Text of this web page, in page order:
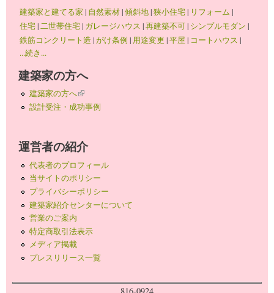
建築家と建てる家 | 自然素材|傾斜地|狭小住宅| リフォーム |
住宅|二世帯住宅| ガレージハウス |再建築不可| シンプルモダン |
鉄筋コンクリート造 |がけ条例 | 用途変更 |平屋 | コートハウス |
...続き...
建築家の方へ
建築家の方へ(link is external)
設計受注・成功事例
運営者の紹介
代表者のプロフィール
当サイトのポリシー
プライバシーポリシー
建築家紹介センターについて
営業のご案内
特定商取引法表示
メディア掲載
プレスリリース一覧